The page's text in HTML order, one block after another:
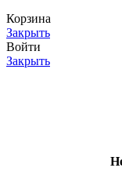
Корзина
Закрыть
Войти
Закрыть